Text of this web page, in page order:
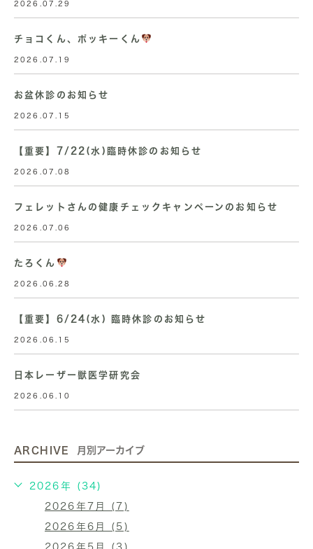
2026.07.29
チョコくん、ポッキーくん
2026.07.19
お盆休診のお知らせ
2026.07.15
【重要】7/22(水)臨時休診のお知らせ
2026.07.08
フェレットさんの健康チェックキャンペーンのお知らせ
2026.07.06
たろくん
2026.06.28
【重要】6/24(水) 臨時休診のお知らせ
2026.06.15
日本レーザー獣医学研究会
2026.06.10
ARCHIVE 月別アーカイブ
2026年 (34)
2026年7月 (7)
2026年6月 (5)
2026年5月 (3)